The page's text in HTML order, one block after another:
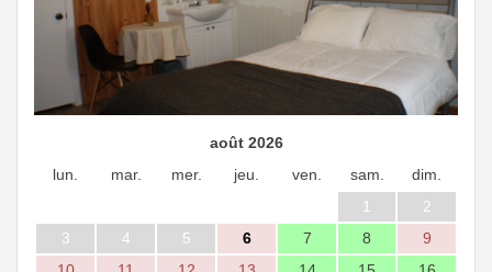
août 2026
lun.
mar. mer. jeu. ven. sam.
dim.
1
2
3
4 5 6 7 8
9